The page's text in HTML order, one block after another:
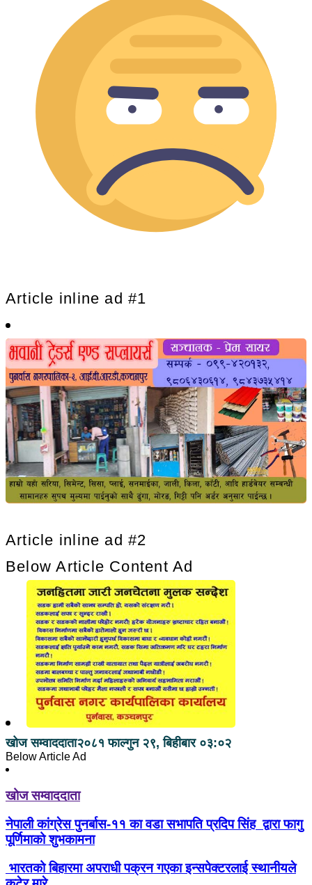
Article inline ad #1
Article inline ad #2
Below Article Content Ad
खोज सम्वाददाता२०८१ फाल्गुन २९, बिहीबार ०३:०२
Below Article Ad
खोज सम्वाददाता
नेपाली कांग्रेस पुनर्बास-११ का वडा सभापति प्रदिप सिंह द्वारा फागु
पूर्णिमाको शुभकामना
भारतको बिहारमा अपराधी पक्रन गएका इन्सपेक्टरलाई स्थानीयले